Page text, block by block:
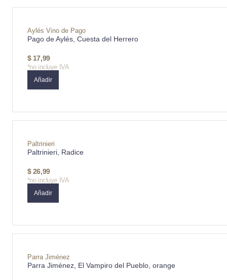
Aylés Vino de Pago
Pago de Aylés, Cuesta del Herrero
$17,99
*no incluye IVA
Añadir
Paltrinieri
Paltrinieri, Radice
$26,99
*no incluye IVA
Añadir
Parra Jiménez
Parra Jiménez, El Vampiro del Pueblo, orange